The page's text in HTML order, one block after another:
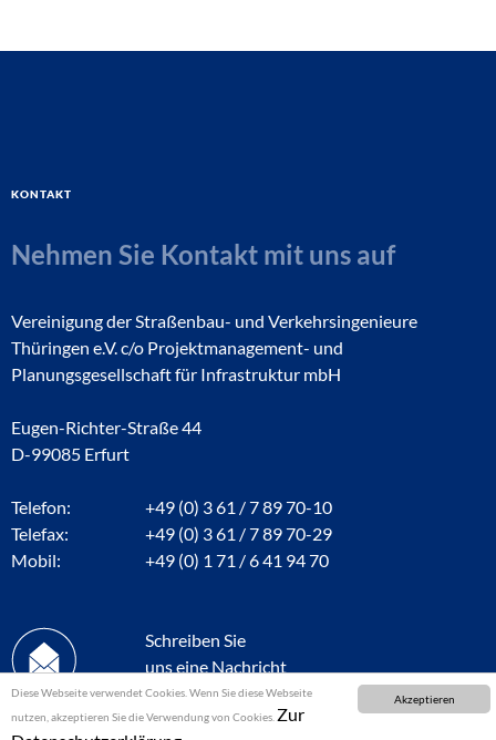
Akzeptieren
Diese Webseite verwendet Cookies. Wenn Sie diese Webseite
nutzen, akzeptieren Sie die Verwendung von Cookies. Zur
Kontakt
Nehmen Sie Kontakt mit uns auf
Vereinigung der Straßenbau- und Verkehrsingenieure
Thüringen e.V. c/o Projektmanagement- und
Planungsgesellschaft für Infrastruktur mbH
Eugen-Richter-Straße 44
D-99085 Erfurt
Telefon:
+49 (0) 3 61 / 7 89 70-10
Telefax:
+49 (0) 3 61 / 7 89 70-29
Mobil:
+49 (0) 1 71 / 6 41 94 70
Schreiben Sie
uns eine Nachricht